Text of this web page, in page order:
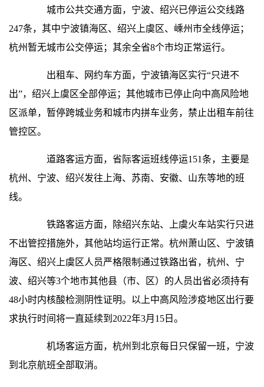
城市公共交通方面，宁波、绍兴已停运公交线路
247条，其中宁波镇海区、绍兴上虞区、嵊州市全线停运；
杭州暂无城市公交停运；其余全省8个市均正常运行。
出租车、网约车方面，宁波镇海区实行“只进不
出”，绍兴上虞区全部停运；其他城市已停止向中高风险地
区派单，暂停跨城业务和城市内拼车业务，禁止出租车前往
管控区。
道路客运方面，省际客运班线停运151条，主要是
杭州、宁波、绍兴发往上海、苏南、安徽、山东等地的班
线。
铁路客运方面，除绍兴东站、上虞火车站实行只进
不出管控措施外，其他站均运行正常。杭州萧山区、宁波镇
海区、绍兴上虞区人员严格限制通过铁路出省，杭州、宁
波、绍兴等3个地市其他县（市、区）的人员出省必须持有
48小时内核酸检测阴性证明。以上中高风险涉疫地区出行要
求执行时间将一直延续到2022年3月15日。
机场客运方面，杭州到北京每日只保留一班，宁波
到北京航班全部取消。